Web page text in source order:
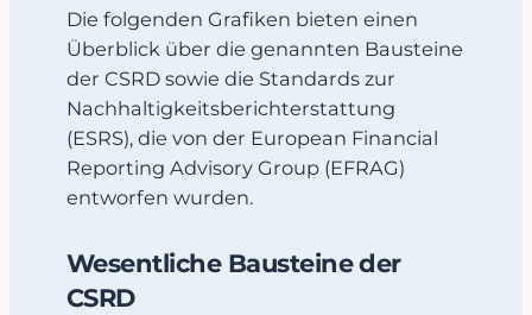
Die folgenden Grafiken bieten einen
Überblick über die genannten Bausteine
der CSRD sowie die Standards zur
Nachhaltigkeitsberichterstattung
(ESRS), die von der European Financial
Reporting Advisory Group (EFRAG)
entworfen wurden.
Wesentliche Bausteine der
CSRD